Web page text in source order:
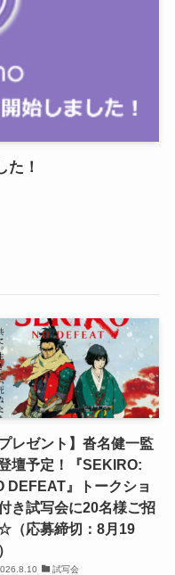
た！
プレゼント】沓名健一監
壇予定！『SEKIRO:
DEFEAT』トークショ
き試写会に20名様ご招
（応募締切：8月19
試写会